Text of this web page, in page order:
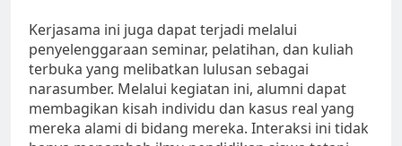
Kerjasama ini juga dapat terjadi melalui
penyelenggaraan seminar, pelatihan, dan kuliah
terbuka yang melibatkan lulusan sebagai
narasumber. Melalui kegiatan ini, alumni dapat
membagikan kisah individu dan kasus real yang
mereka alami di bidang mereka. Interaksi ini tidak